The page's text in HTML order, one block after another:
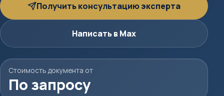
Получить консультацию эксперта
Написать в Max
Стоимость документа от
По запросу